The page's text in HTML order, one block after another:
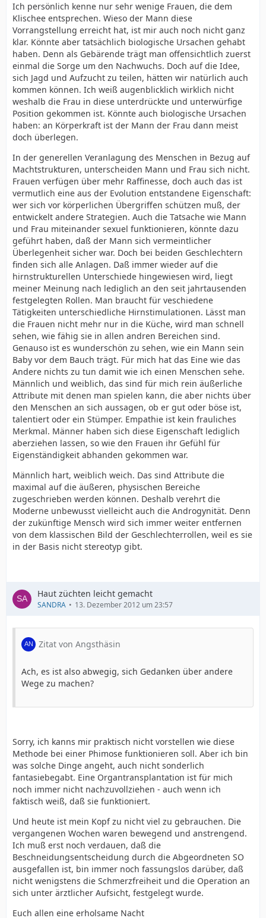
Ich persönlich kenne nur sehr wenige Frauen, die dem
Klischee entsprechen. Wieso der Mann diese
Vorrangstellung erreicht hat, ist mir auch noch nicht ganz
klar. Könnte aber tatsächlich biologische Ursachen gehabt
haben. Denn als Gebärende trägt man offensichtlich zuerst
einmal die Sorge um den Nachwuchs. Doch auf die Idee,
sich Jagd und Aufzucht zu teilen, hätten wir natürlich auch
kommen können. Ich weiß augenblicklich wirklich nicht
weshalb die Frau in diese unterdrückte und unterwürfige
Position gekommen ist. Könnte auch biologische Ursachen
haben: an Körperkraft ist der Mann der Frau dann meist
doch überlegen.
In der generellen Veranlagung des Menschen in Bezug auf
Machtstrukturen, unterscheiden Mann und Frau sich nicht.
Frauen verfügen über mehr Raffinesse, doch auch das ist
vermutlich eine aus der Evolution entstandene Eigenschaft:
wer sich vor körperlichen Übergriffen schützen muß, der
entwickelt andere Strategien. Auch die Tatsache wie Mann
und Frau miteinander sexuel funktionieren, könnte dazu
geführt haben, daß der Mann sich vermeintlicher
Überlegenheit sicher war. Doch bei beiden Geschlechtern
finden sich alle Anlagen. Daß immer wieder auf die
hirnstrukturellen Unterschiede hingewiesen wird, liegt
meiner Meinung nach lediglich an den seit jahrtausenden
festgelegten Rollen. Man braucht für veschiedene
Tätigkeiten unterschiedliche Hirnstimulationen. Lässt man
die Frauen nicht mehr nur in die Küche, wird man schnell
sehen, wie fähig sie in allen andren Bereichen sind.
Genauso ist es wunderschön zu sehen, wie ein Mann sein
Baby vor dem Bauch trägt. Für mich hat das Eine wie das
Andere nichts zu tun damit wie ich einen Menschen sehe.
Männlich und weiblich, das sind für mich rein äußerliche
Attribute mit denen man spielen kann, die aber nichts über
den Menschen an sich aussagen, ob er gut oder böse ist,
talentiert oder ein Stümper. Empathie ist kein frauliches
Merkmal. Männer haben sich diese Eigenschaft lediglich
aberziehen lassen, so wie den Frauen ihr Gefühl für
Eigenständigkeit abhanden gekommen war.
Männlich hart, weiblich weich. Das sind Attribute die
maximal auf die äußeren, physischen Bereiche
zugeschrieben werden können. Deshalb verehrt die
Moderne unbewusst vielleicht auch die Androgynität. Denn
der zukünftige Mensch wird sich immer weiter entfernen
von dem klassischen Bild der Geschlechterrollen, weil es sie
in der Basis nicht stereotyp gibt.
Haut züchten leicht gemacht
SANDRA 13. Dezember 2012 um 23:57
Zitat von Angsthäsin
Ach, es ist also abwegig, sich Gedanken über andere
Wege zu machen?
Sorry, ich kanns mir praktisch nicht vorstellen wie diese
Methode bei einer Phimose funktionieren soll. Aber ich bin
was solche Dinge angeht, auch nicht sonderlich
fantasiebegabt. Eine Organtransplantation ist für mich
noch immer nicht nachzuvollziehen - auch wenn ich
faktisch weiß, daß sie funktioniert.
Und heute ist mein Kopf zu nicht viel zu gebrauchen. Die
vergangenen Wochen waren bewegend und anstrengend.
Ich muß erst noch verdauen, daß die
Beschneidungsentscheidung durch die Abgeordneten SO
ausgefallen ist, bin immer noch fassungslos darüber, daß
nicht wenigstens die Schmerzfreiheit und die Operation an
sich unter ärztlicher Aufsicht, festgelegt wurde.
Euch allen eine erholsame Nacht